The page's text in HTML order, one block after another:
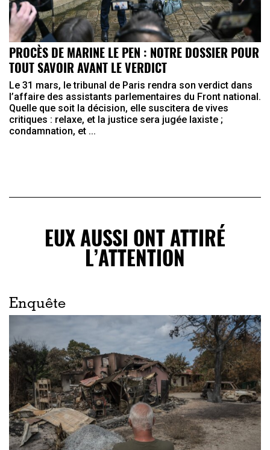
PROCÈS DE MARINE LE PEN : NOTRE DOSSIER POUR
TOUT SAVOIR AVANT LE VERDICT
Le 31 mars, le tribunal de Paris rendra son verdict dans
l’affaire des assistants parlementaires du Front national.
Quelle que soit la décision, elle suscitera de vives
critiques : relaxe, et la justice sera jugée laxiste ;
condamnation, et ...
EUX AUSSI ONT ATTIRÉ
L’ATTENTION
Enquête